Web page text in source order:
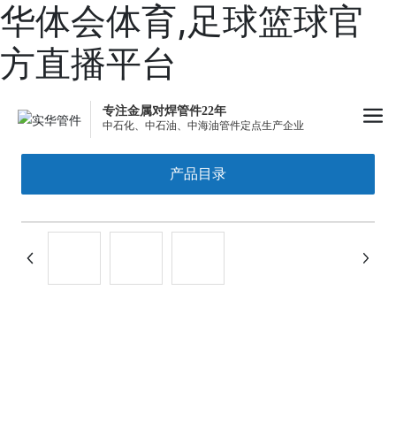
华体会体育,足球篮球官
方直播平台
专注金属对焊管件22年
中石化、中石油、中海油管件定点生产企业
产品目录